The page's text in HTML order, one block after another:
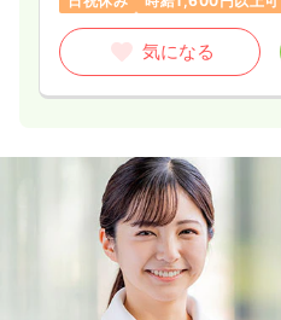
気になる